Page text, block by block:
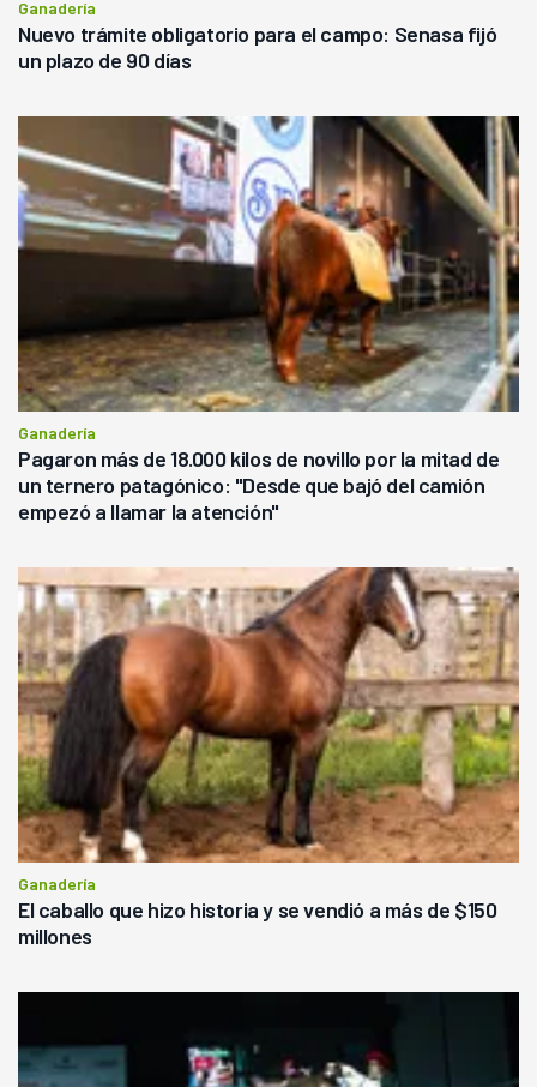
Ganadería
Nuevo trámite obligatorio para el campo: Senasa fijó
un plazo de 90 días
Ganadería
Pagaron más de 18.000 kilos de novillo por la mitad de
un ternero patagónico: "Desde que bajó del camión
empezó a llamar la atención"
Ganadería
El caballo que hizo historia y se vendió a más de $150
millones